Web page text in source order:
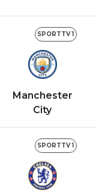
SPORTTV 1
Manchester
City
SPORTTV 1